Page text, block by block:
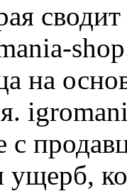
на
с
ущерб,